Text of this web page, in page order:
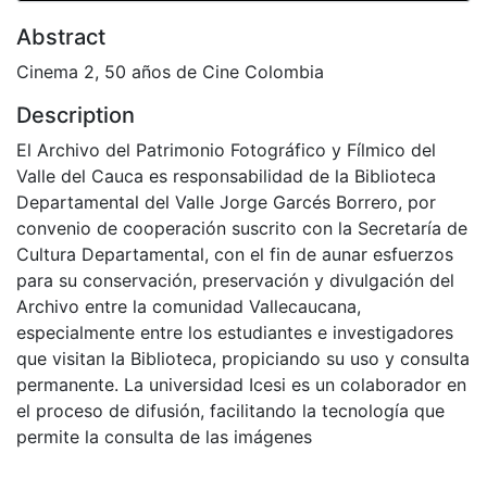
Abstract
Cinema 2, 50 años de Cine Colombia
Description
El Archivo del Patrimonio Fotográfico y Fílmico del
Valle del Cauca es responsabilidad de la Biblioteca
Departamental del Valle Jorge Garcés Borrero, por
convenio de cooperación suscrito con la Secretaría de
Cultura Departamental, con el fin de aunar esfuerzos
para su conservación, preservación y divulgación del
Archivo entre la comunidad Vallecaucana,
especialmente entre los estudiantes e investigadores
que visitan la Biblioteca, propiciando su uso y consulta
permanente. La universidad Icesi es un colaborador en
el proceso de difusión, facilitando la tecnología que
permite la consulta de las imágenes